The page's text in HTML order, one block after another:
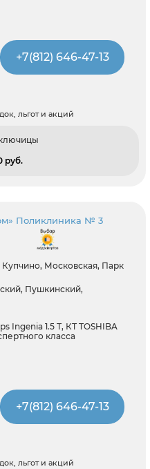
+7(812) 646-47-13
льгот и акций
pуб.
Поликлиника № 3
Купчино, Московская, Парк
Пушкинский,
Ingenia 1.5 Т, КТ TOSHIBA
класса
+7(812) 646-47-13
льгот и акций